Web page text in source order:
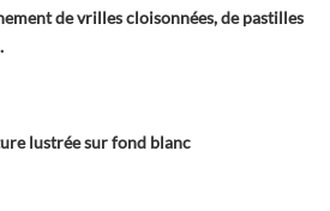
de vrilles cloisonnées, de pastilles
lustrée sur fond blanc